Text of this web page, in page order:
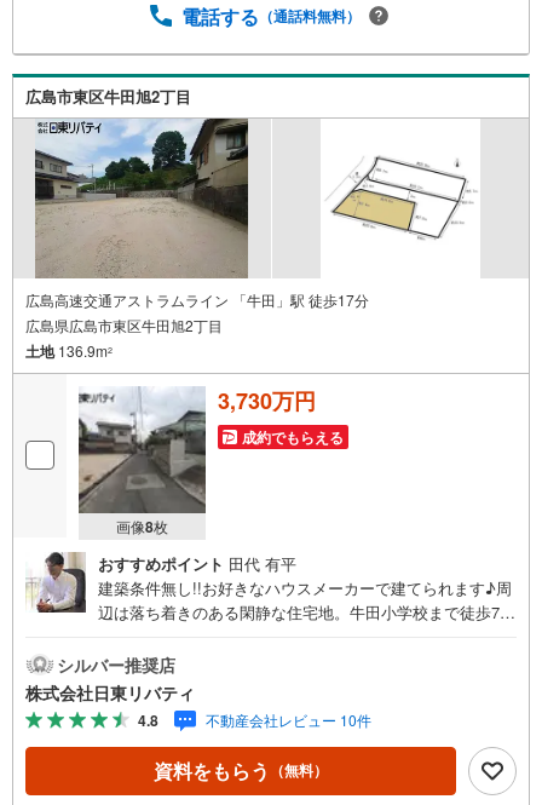
をモットーに、創業以来多くのお客様に信頼と信用を頂
できました。「人と人、心と心」これからもこの精神を大
切に、お客様へのサポートをさせて頂きます。株式会社日
東リバティ〒732-0818広島市南区段原日出2丁目2-22-2F
電話する （通話料無料）
広島市東区牛田旭2丁目
広島高速交通アストラムライン 「牛田」駅 徒歩17分
広島県広島市東区牛田旭2丁目
土地136.9m2
画像8枚
3,730万円
成約でもらえる
おすすめポイント 田代 有平
建築条件無し!!お好きなハウスメーカーで建てられます♪周
辺は落ち着きのある閑静な住宅地。牛田小学校まで徒歩7分
リバティへ!!チラシやネット広告に載っていない物件もご紹
介できます。広島市内はもちろん廿日市から呉・東広島ま
で6000物件の豊富な情報量!!「実際に自分自身が住む家を
見て納得して買いたい」広告では分かり難い物件の長所や
短所を現地でご確認できます。お気軽にお問い合わせ下さ
い。TV電話やLINE等でオンライン案内も可能です。お気軽
シルバー推奨店
株式会社日東リバティ
4.8 不動産会社レビュー 10件
資料をもらう （無料）